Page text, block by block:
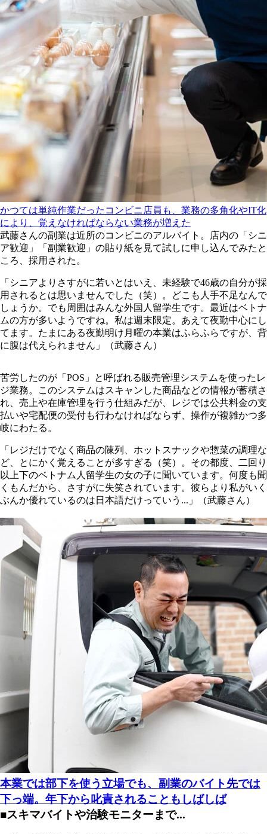
かつては単純作業だったコンビニ店員も、業務の多角化やIT化
により、覚えなければならない業務が増えた
武藤さんの副業は近所のコンビニのアルバイト。店内の「シニ
ア歓迎」「副業歓迎」の貼り紙を見て試しに申し込んでみたと
ころ、採用された。
「シニアよりさすがに若いとはいえ、未経験で46歳の自分が採
用されるとは思いませんでした（笑）。どこも人手不足なんで
しょうか。でも周囲はみんな外国人留学生です。最近はベトナ
ムの方が多いようですね。私は週末限定。あえて夜勤中心にし
てます。たまにある夜勤明け月曜の本業はふらふらですが、背
に腹は代えられません」（武藤さん）
苦労したのが「POS」と呼ばれる販売管理システムを使ったレ
ジ業務。このシステムはスキャンした商品などの情報が蓄積さ
れ、売上や在庫管理を行う仕組みだが、レジでは公共料金の支
払いや宅配便の受付も行わなければならず、操作が複雑かつ多
岐にわたる。
「レジだけでなく商品の陳列、ホットスナックや惣菜の調理な
ど、とにかく覚えることが多すぎる（笑）。その都度、二回り
以上下のベトナム人留学生の女の子に聞いています。何度も聞
くもんだから、さすがに失笑されています。彼らより私がいく
ぶんか優れているのは日本語だけっていう...」（武藤さん）
本業では部下を使う立場でも、副業のバイト先では
下っ端。年下から叱責されることもしばしば
■スキマバイトや治験モニターまで...